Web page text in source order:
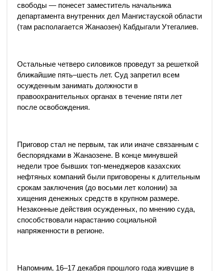
свободы — понесет заместитель начальника
департамента внутренних дел Мангистауской области
(там располагается Жанаозен) Кабдыгали Утегалиев.
Остальные четверо силовиков проведут за решеткой
ближайшие пять–шесть лет. Суд запретил всем
осужденным занимать должности в
правоохранительных органах в течение пяти лет
после освобождения.
Приговор стал не первым, так или иначе связанным с
беспорядками в Жанаозене. В конце минувшей
недели трое бывших топ-менеджеров казахских
нефтяных компаний были приговорены к длительным
срокам заключения (до восьми лет колонии) за
хищения денежных средств в крупном размере.
Незаконные действия осужденных, по мнению суда,
способствовали нарастанию социальной
напряженности в регионе.
Напомним, 16–17 декабря прошлого года живущие в